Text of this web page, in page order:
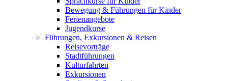
Bewegung & Führungen für Kinder
Ferienangebote
Jugendkurse
Führungen, Exkursionen & Reisen
Reisevorträge
Stadtführungen
Kulturfahrten
Exkursionen